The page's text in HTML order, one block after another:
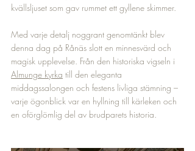
kvällsljuset som gav rummet ett gyllene skimmer.
Med varje detalj noggrant genomtänkt blev
denna dag på Rånäs slott en minnesvärd och
magisk upplevelse. Från den historiska vigseln i
Almunge kyrka till den eleganta
middagssalongen och festens livliga stämning –
varje ögonblick var en hyllning till kärleken och
en oförglömlig del av brudparets historia.